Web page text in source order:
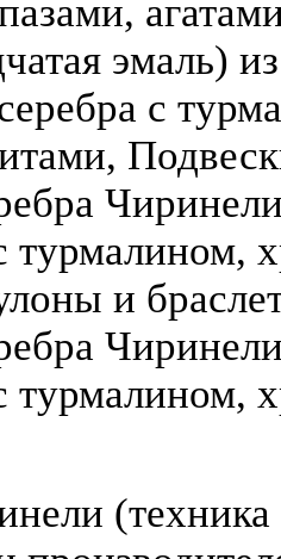
эмаль)
с
и
(техника